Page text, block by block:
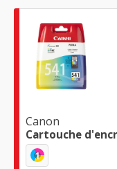
Canon
Cartouche
1